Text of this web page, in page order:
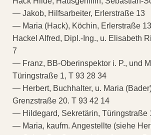
— Jakob, Hilfsarbeiter, Erlerstraße 13
— Maria (Hack), Köchin, Erlerstraße 13
Hackel Alfred, Dipl.-Ing., u. Elisabeth
7
— Franz, BB-Oberinspektor i. P., und
Türingstraße 1, T 93 28 34
— Herbert, Buchhalter, u. Maria
Grenzstraße 20. T 93 42 14
— Hildegard, Sekretärin, Türingstraße
— Maria, kaufm. Angestellte (siehe